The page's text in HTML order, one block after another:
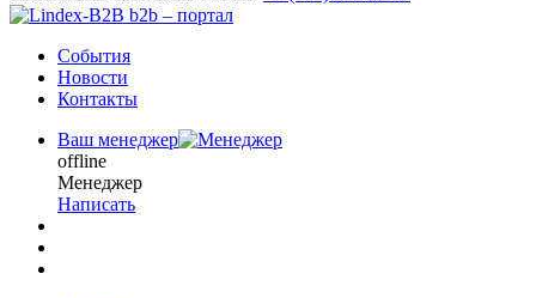
b2b – портал
События
Новости
Контакты
Ваш менеджер
offline
Менеджер
Написать